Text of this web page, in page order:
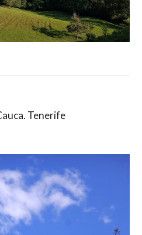
Tenerife